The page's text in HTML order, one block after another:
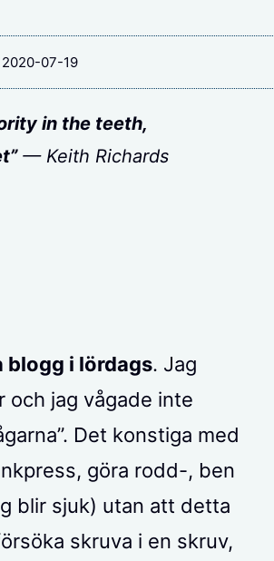
2020-07-19
in the teeth,
— Keith Richards
blogg i lördags. Jag
och jag vågade inte
Det konstiga med
göra rodd-, ben
blir sjuk) utan att detta
skruva i en skruv,